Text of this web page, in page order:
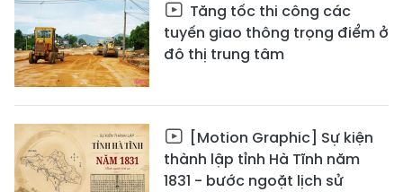
Tăng tốc thi công các
tuyến giao thông trọng điểm ở
đô thị trung tâm
[Motion Graphic] Sự kiện
thành lập tỉnh Hà Tĩnh năm
1831 - bước ngoặt lịch sử